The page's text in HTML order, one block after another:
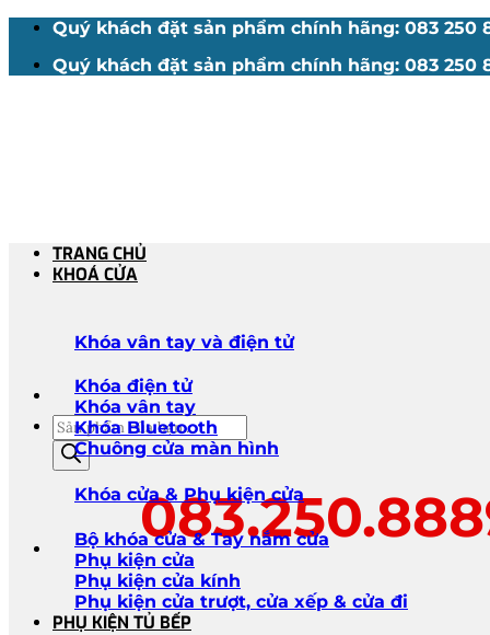
nội
Quý khách đặt sản phẩm chính hãng: 083 250
Quý khách đặt sản phẩm chính hãng: 083 250
Tìm
kiếm
sản
phẩm
TRANG CHỦ
KHOÁ CỬA
Khóa vân tay và điện tử
Khóa điện tử
Khóa vân tay
Khóa Bluetooth
Chuông cửa màn hình
Khóa cửa & Phụ kiện cửa
Bộ khóa cửa & Tay nắm cửa
Phụ kiện cửa
Phụ kiện cửa kính
Phụ kiện cửa trượt, cửa xếp & cửa đi
PHỤ KIỆN TỦ BẾP